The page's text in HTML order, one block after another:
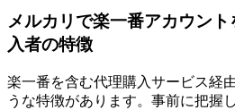
メルカリで楽一番アカウン
入者の特徴
楽一番を含む代理購入サービス経
うな特徴があります。事前に把握